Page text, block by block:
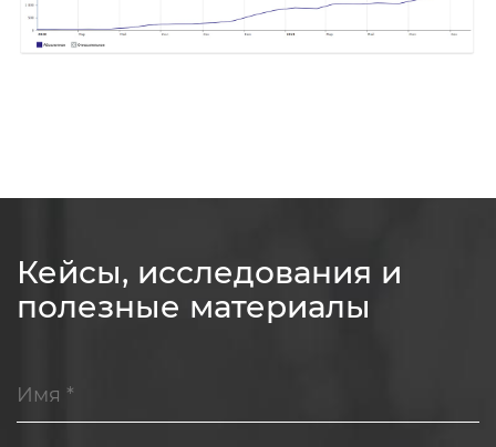
Кейсы, исследования и
полезные материалы